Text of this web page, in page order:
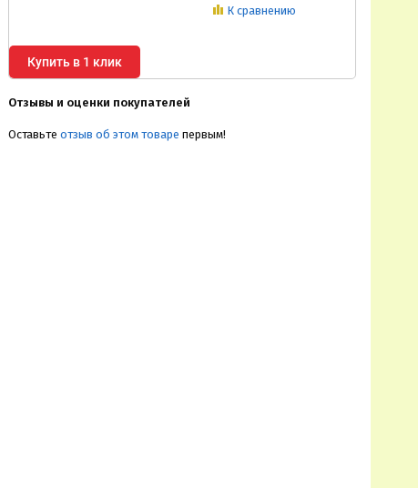
К сравнению
Купить в 1 клик
Отзывы и оценки покупателей
Оставьте отзыв об этом товаре первым!